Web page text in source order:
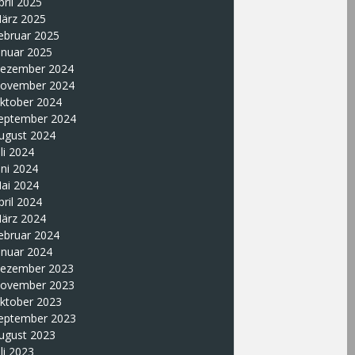
2025
2025
2025
2024
2024
2024
2024
2024
2024
2024
2024
2024
2024
2024
2024
2023
2023
2023
2023
2023
2023